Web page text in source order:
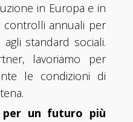
in Europa e in
controlli annuali per
standard sociali.
lavoriamo per
le condizioni di
per un futuro più